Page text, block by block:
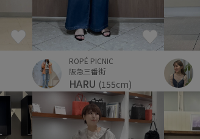
ROPÉ PICNIC
阪急三番街
HARU (155cm)